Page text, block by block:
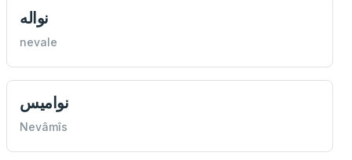
نواله
nevale
نواميس
Nevâmîs